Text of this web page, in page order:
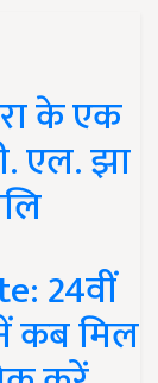
के एक
एल. झा
24वीं
कब मिल